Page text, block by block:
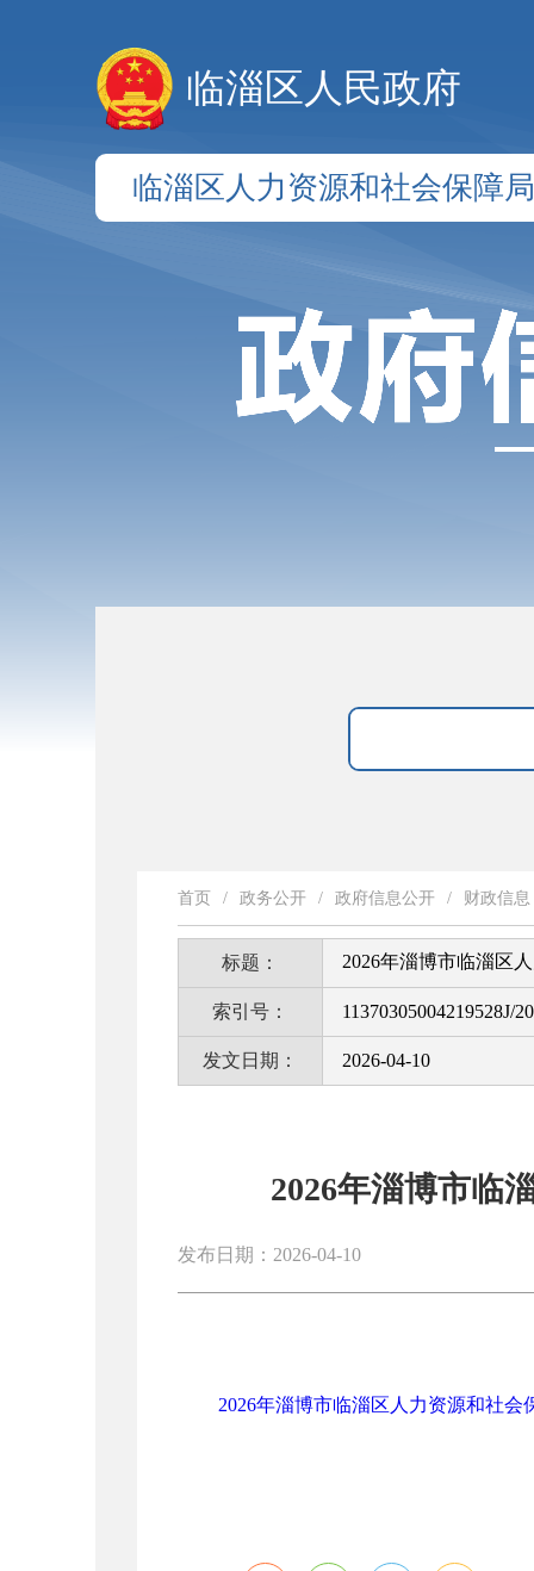
临淄区人民政府
临淄区人力资源和社会保障局
首页 / 政务公开 / 政府信息公开 / 财政信息
标题： 2026年淄博市临淄区
索引号： 11370305004219528J/
发文日期： 2026-04-10
2026年淄博市临
发布日期：2026-04-10
2026年淄博市临淄区人力资源和社会